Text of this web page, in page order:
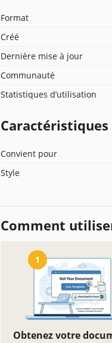
Format
Créé
Dernière mise à jour
Communauté
Statistiques d’utilisation
Convient pour
Style
Comment
1
Obtenez votre